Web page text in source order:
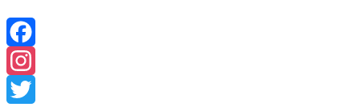
Facebook
Instagram